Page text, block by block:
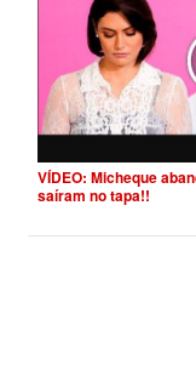
VÍDEO: Micheque
saíram no tapa!!